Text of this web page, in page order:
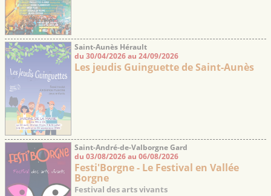
Saint-Aunès Hérault
du 30/04/2026 au 24/09/2026
Les jeudis Guinguette de Saint-Aunès
Saint-André-de-Valborgne Gard
du 03/08/2026 au 06/08/2026
Festi'Borgne - Le Festival en Vallée
Borgne
Festival des arts vivants